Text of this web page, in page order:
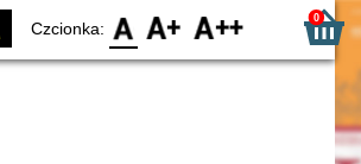
Czcionka: F0 F1 F2 0